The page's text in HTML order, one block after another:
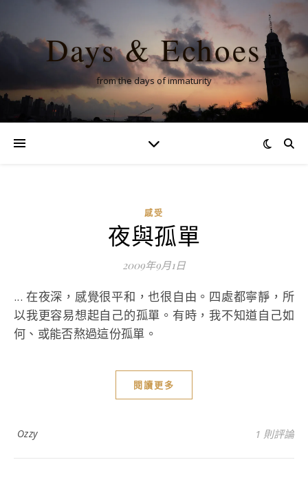
Days & Echoes
from the days of immaturity
感受
夜與孤單
2009年9月1日
... 在夜深，感覺很平和，也很自由。四處都寧靜，所
以我更容易想起自己的孤單。有時，我不知道自己如
何、或能否熬過這份孤單。
閱讀更多
Ozzy 1 則評論